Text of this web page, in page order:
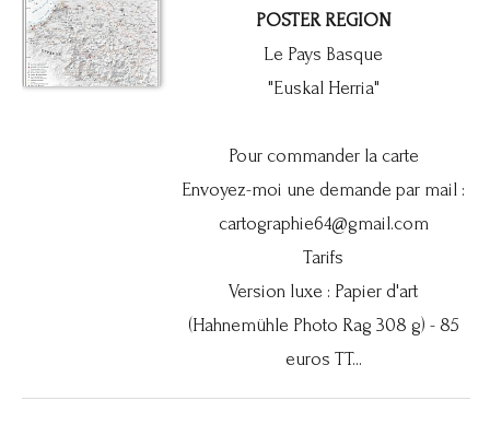
POSTER REGION
Le Pays Basque
"Euskal Herria"
Pour commander la carte
Envoyez-moi une demande par mail :
cartographie64@gmail.com
Tarifs
Version luxe : Papier d'art
(Hahnemühle Photo Rag 308 g) - 85
euros TT...